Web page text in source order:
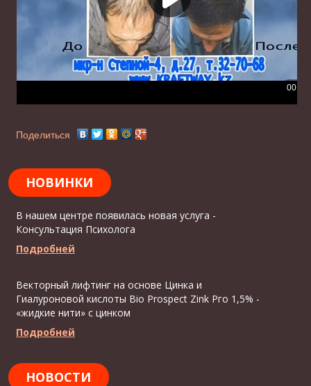
Поделиться
НОВИНКИ
В нашем центре появилась новая услуга -
Консультация Психолога
Подробней
Векторный лифтинг на основе Цинка и
Гиалуроновой кислоты Bio Prospect Zink Рго 1,5% -
«жидкие нити» с цинком
Подробней
НОВОСТИ